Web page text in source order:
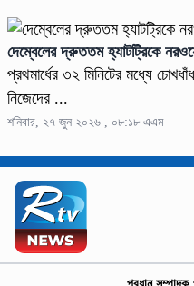
দেম্বেলের দ্রুততম হ্যাটট্রিকে
প্রথমার্ধের ৩২ মিনিটের মধ্যে
নিজেদের ...
শনিবার, ২৭ জুন ২০২৬ , ০৮:১৮ এএম